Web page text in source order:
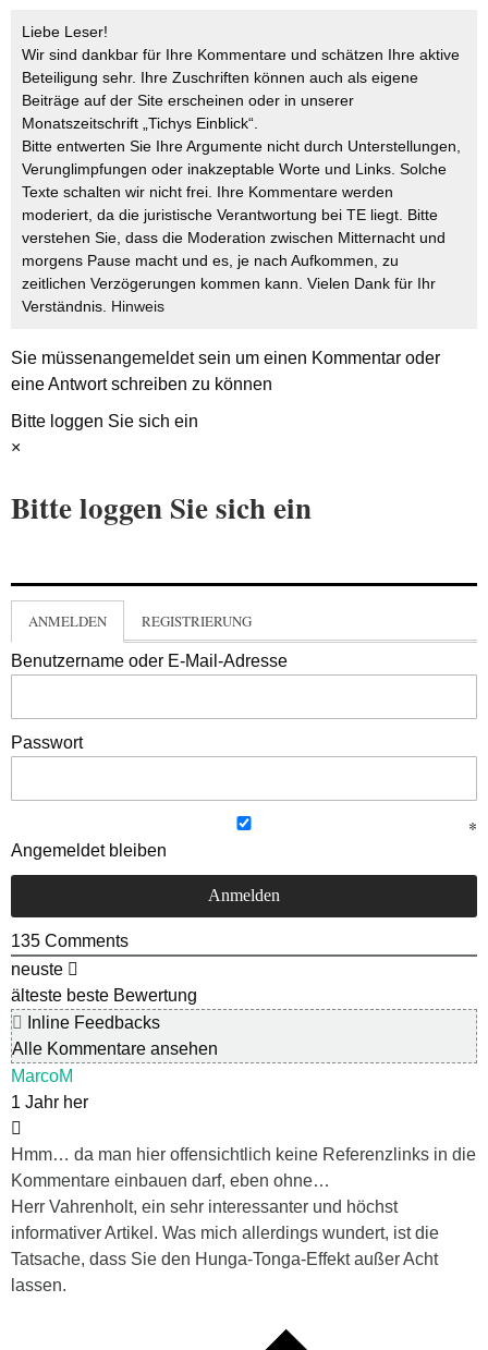
Liebe Leser!
Wir sind dankbar für Ihre Kommentare und schätzen Ihre aktive
Beteiligung sehr. Ihre Zuschriften können auch als eigene
Beiträge auf der Site erscheinen oder in unserer
Monatszeitschrift „Tichys Einblick“.
Bitte entwerten Sie Ihre Argumente nicht durch Unterstellungen,
Verunglimpfungen oder inakzeptable Worte und Links. Solche
Texte schalten wir nicht frei. Ihre Kommentare werden
moderiert, da die juristische Verantwortung bei TE liegt. Bitte
verstehen Sie, dass die Moderation zwischen Mitternacht und
morgens Pause macht und es, je nach Aufkommen, zu
zeitlichen Verzögerungen kommen kann. Vielen Dank für Ihr
Verständnis. Hinweis
Sie müssenangemeldetsein um einen Kommentar oder
eine Antwort schreiben zu können
Bitte loggen Sie sich ein
×
Bitte loggen Sie sich ein
ANMELDEN REGISTRIERUNG
Benutzername oder E-Mail-Adresse
Passwort
Angemeldet bleiben
135 Comments
neuste
älteste beste Bewertung
Inline Feedbacks
Alle Kommentare ansehen
MarcoM
1 Jahr her
Hmm… da man hier offensichtlich keine Referenzlinks in die
Kommentare einbauen darf, eben ohne…
Herr Vahrenholt, ein sehr interessanter und höchst
informativer Artikel. Was mich allerdings wundert, ist die
Tatsache, dass Sie den Hunga-Tonga-Effekt außer Acht
lassen.